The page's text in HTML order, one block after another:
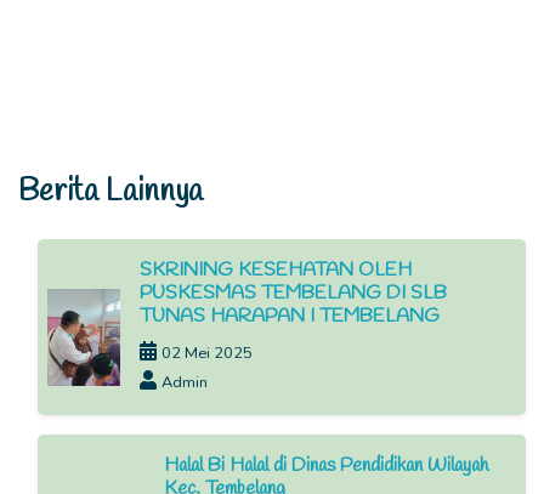
Berita Lainnya
SKRINING KESEHATAN OLEH
PUSKESMAS TEMBELANG DI SLB
TUNAS HARAPAN I TEMBELANG
02 Mei 2025
Admin
Halal Bi Halal di Dinas Pendidikan Wilayah
Kec. Tembelang